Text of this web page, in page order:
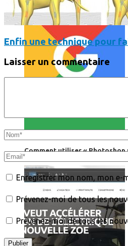
Comment utiliser «
Enfin une technique pour
Laisser un commentaire
Enregistrer mon nom, mon e-
Prévenez-moi de tous les
Prévenez-moi de tous les